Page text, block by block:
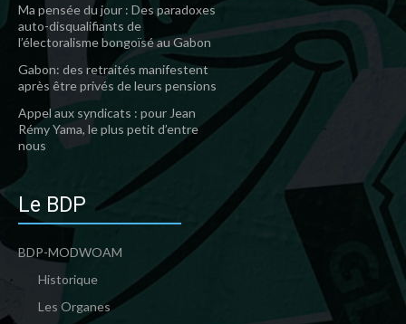
Ma pensée du jour : Des paradoxes
auto-disqualifiants de
l’électoralisme bongoïsé au Gabon
Gabon: des retraités manifestent
après être privés de leurs pensions
Appel aux syndicats : pour Jean
Rémy Yama, le plus petit d’entre
nous
Le BDP
BDP-MODWOAM
Historique
Les Organes